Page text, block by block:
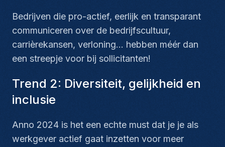
Bedrijven die pro-actief, eerlijk en transparant
communiceren over de bedrijfscultuur,
carrièrekansen, verloning… hebben méér dan
een streepje voor bij sollicitanten!
Trend 2: Diversiteit, gelijkheid en
inclusie
Anno 2024 is het een echte must dat je je als
werkgever actief gaat inzetten voor meer